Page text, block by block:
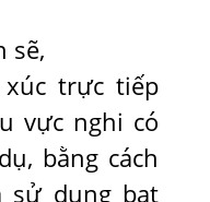
sẽ,
trực tiếp
vực nghi có
bằng cách
sử dụng bạt